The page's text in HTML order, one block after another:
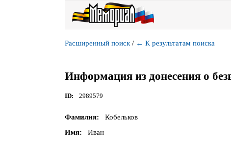
Расширенный поиск / ← К результатам поиска
Информация из донесения о
ID 2989579
Фамилия
Кобельков
Имя
Иван